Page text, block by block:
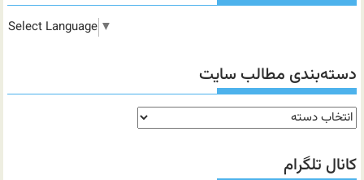
Select Language ▼
دسته‌بندی مطالب سایت
دسته‌بندی
مطالب
سایت
کانال تلگرام